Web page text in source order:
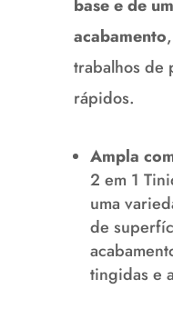
base e de
acabamento
trabalhos de
rápidos.
Ampla
2 em 1
uma
de
tingidas e